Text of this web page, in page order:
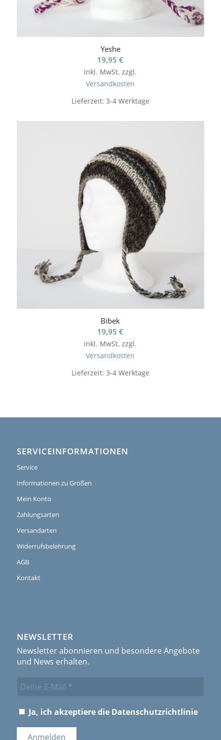
Yeshe
19,95€
inkl. MwSt. zzgl.
Versandkosten
Lieferzeit: 3-4 Werktage
Bibek
19,95€
inkl. MwSt. zzgl.
Versandkosten
Lieferzeit: 3-4 Werktage
SERVICEINFORMATIONEN
Service
Informationen zu Größen
Mein Konto
Zahlungsarten
Versandarten
Widerrufsbelehrung
AGB
Kontakt
NEWSLETTER
Newsletter abonnieren und besondere Angebote
und News erhalten.
Ja, ich akzeptiere die Datenschutzrichtlinie